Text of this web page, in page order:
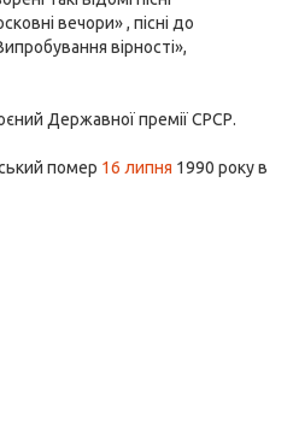
вечори» , пісні до
вірності»,
Державної премії СРСР.
помер 16 липня 1990 року в